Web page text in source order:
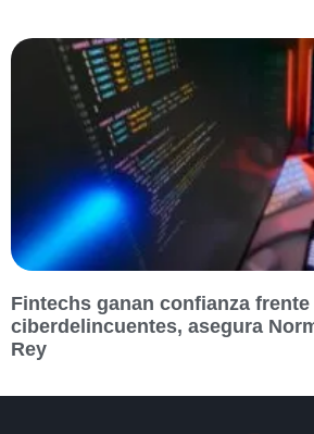
Fintechs ganan confianza frente
ciberdelincuentes, asegura
Rey